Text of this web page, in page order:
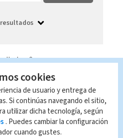
0
ha encontrado
con la
‘’
cookies
de usuario y entrega de
Si continúas navegando el sitio,
utilizar dicha tecnología, según
. Puedes cambiar la configuración
cuando gustes.